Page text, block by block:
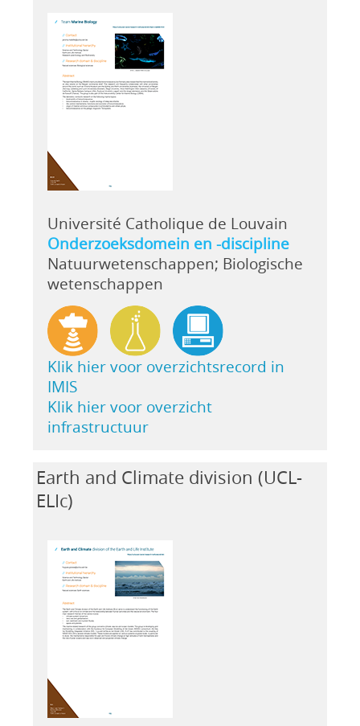
Université Catholique de Louvain
Onderzoeksdomein en -discipline
Natuurwetenschappen; Biologische
wetenschappen
Klik hier voor overzichtsrecord in
IMIS
Klik hier voor overzicht
infrastructuur
Earth and Climate division (UCL-
ELIc)